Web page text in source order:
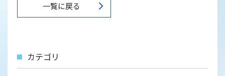
一覧に戻る
カテゴリ